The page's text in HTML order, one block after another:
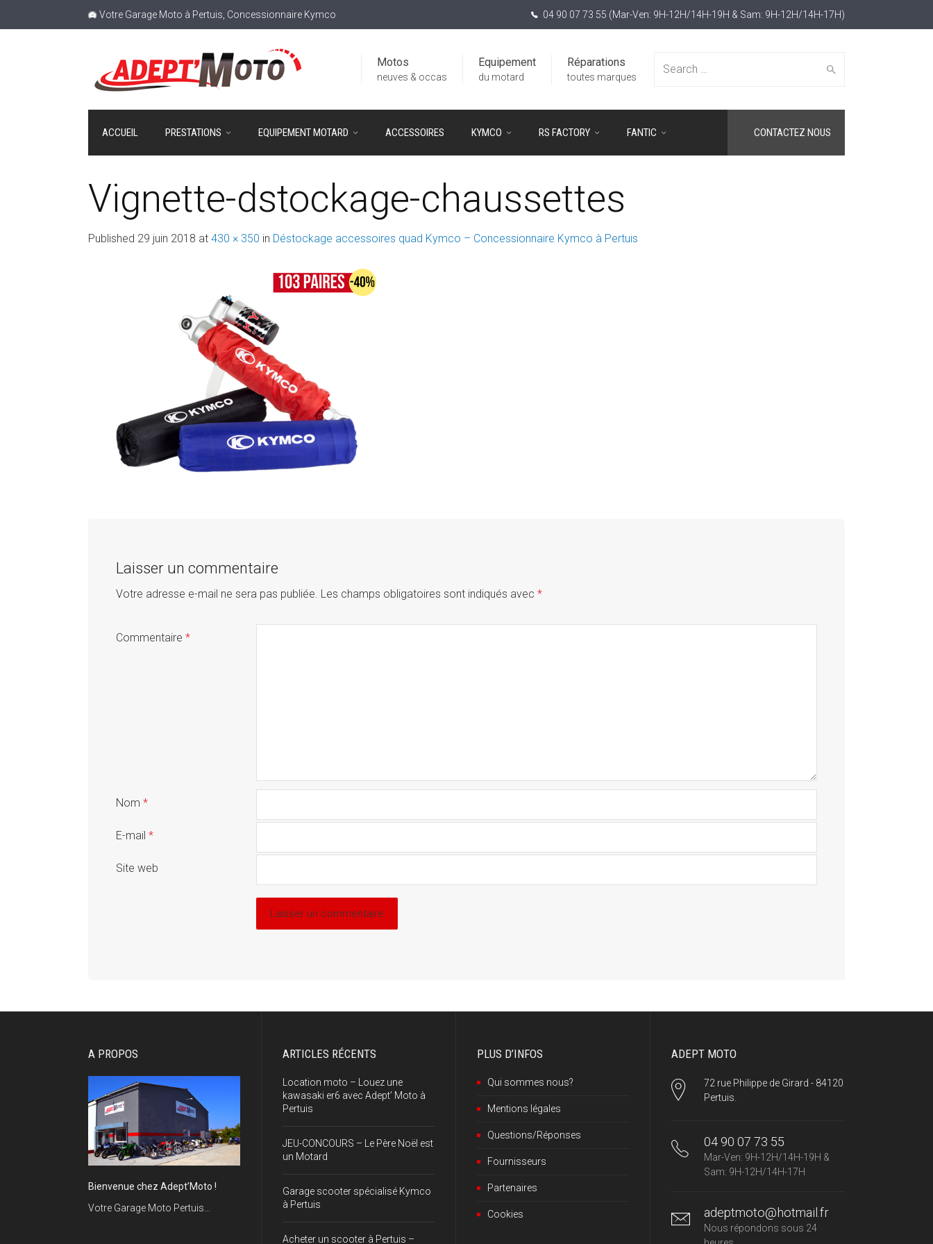
Votre Garage Moto à Pertuis, Concessionnaire Kymco 04 90 07 73 55 (Mar-Ven: 9H-12H/14H-19H & Sam: 9H-12H/14H-17H)
Search
Réparations
toutes marques
Equipement
du motard
Motos
neuves & occas
ACCUEIL PRESTATIONS EQUIPEMENT MOTARD ACCESSOIRES KYMCO RS FACTORY FANTIC CONTACTEZ NOUS
Vignette-dstockage-chaussettes
Published 29 juin 2018 at 430 × 350 in Déstockage accessoires quad Kymco – Concessionnaire Kymco à Pertuis
Laisser un commentaire
Votre adresse e-mail ne sera pas publiée. Les champs obligatoires sont indiqués avec *
Commentaire *
Nom *
E-mail *
Site web
A PROPOS
Bienvenue chez Adept’Moto !
Votre Garage Moto Pertuis...
ARTICLES RÉCENTS
Location moto – Louez une
kawasaki er6 avec Adept’ Moto à
Pertuis
JEU-CONCOURS – Le Père Noël est
un Motard
Garage scooter spécialisé Kymco
à Pertuis
Acheter un scooter à Pertuis –
PLUS D’INFOS
Qui sommes nous?
Mentions légales
Questions/Réponses
Fournisseurs
Partenaires
Cookies
ADEPT MOTO
72 rue Philippe de Girard - 84120
Pertuis.
04 90 07 73 55
Mar-Ven: 9H-12H/14H-19H &
Sam: 9H-12H/14H-17H
adeptmoto@hotmail.fr
Nous répondons sous 24